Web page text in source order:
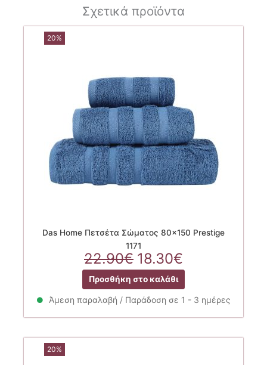
Σχετικά προϊόντα
20%
Das Home Πετσέτα Σώματος 80×150 Prestige
1171
22.90€ Original
price
was:
22.90€.
18.30€
τρέχουσα
τιμή
είναι:
18.30€.
Προσθήκη στο καλάθι
Άμεση παραλαβή / Παράδοση σε 1 - 3 ημέρες
20%